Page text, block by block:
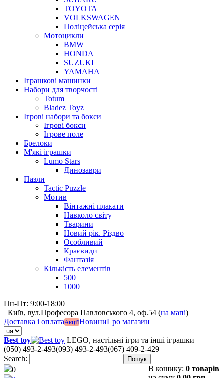
TOYOTA
VOLKSWAGEN
Поліцейська серія
Мотоцикли
BMW
HONDA
SUZUKI
YAMAHA
Іграшкові машинки
Набори для творчості
Totum
Bladez Toyz
Ігрові набори та бокси
Ігрові бокси
Ігрове поле
Брелоки
М'які іграшки
Lumo Stars
Динозаври
Пазли
Tactic Puzzle
Мотив
Вінтажні плакати
Навколо світу
Тварини
Новий рік. Різдво
Особливий
Краєвиди
Фантазія
Кількість елементів
500
1000
Пн-Пт: 9:00-18:00
Київ, вул.Професора Павловського 4, оф.54 (на мапі)
Доставка і оплатаАкціїНовиниПро магазин
Best toy
LEGO, настільні ігри та інші іграшки
(050) 493-2-493(093) 493-2-493(067) 409-2-429
Search:
Пошук
0 В кошику: 0 товарів